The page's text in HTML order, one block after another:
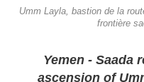
Umm Layla, bastion de la
frontière
Yemen - Saada
ascension of